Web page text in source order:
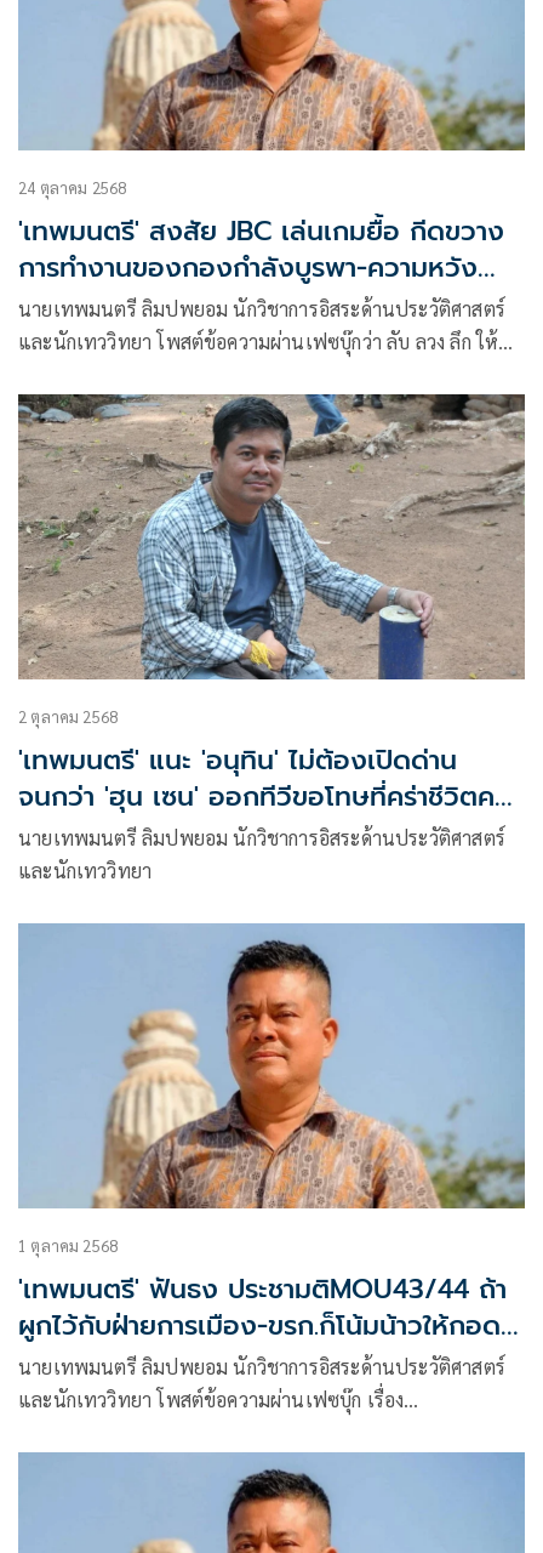
24 ตุลาคม 2568
'เทพมนตรี' สงสัย JBC เล่นเกมยื้อ กีดขวาง
การทำงานของกองกำลังบูรพา-ความหวัง
ของชาวบ้าน
นายเทพมนตรี ลิมปพยอม นักวิชาการอิสระด้านประวัติศาสตร์
และนักเทววิทยา โพสต์ข้อความผ่านเฟซบุ๊กว่า ลับ ลวง ลึก ให้
2 ตุลาคม 2568
'เทพมนตรี' แนะ 'อนุทิน' ไม่ต้องเปิดด่าน
จนกว่า 'ฮุน เซน' ออกทีวีขอโทษที่คร่าชีวิตคน
ไทย
นายเทพมนตรี ลิมปพยอม นักวิชาการอิสระด้านประวัติศาสตร์
และนักเทววิทยา
1 ตุลาคม 2568
'เทพมนตรี' ฟันธง ประชามติMOU43/44 ถ้า
ผูกไว้กับฝ่ายการเมือง-ขรก.ก็โน้มน้าวให้กอด
เอาไว้
นายเทพมนตรี ลิมปพยอม นักวิชาการอิสระด้านประวัติศาสตร์
และนักเทววิทยา โพสต์ข้อความผ่านเฟซบุ๊ก เรื่อง